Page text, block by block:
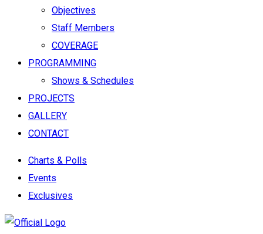
Objectives
Staff Members
COVERAGE
PROGRAMMING
Shows & Schedules
PROJECTS
GALLERY
CONTACT
Charts & Polls
Events
Exclusives